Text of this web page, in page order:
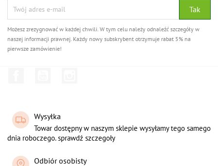
Możesz zrezygnować w każdej chwili. W tym celu należy odnaleźć szczegóły w
naszej informacji prawnej. Każdy nowy subskrybent otrzymuje rabat 5% na
pierwsze zamówienie!
Wysyłka
Towar dostępny w naszym sklepie wysyłamy tego samego
dnia roboczego. sprawdź szczegoły
Odbiór osobisty